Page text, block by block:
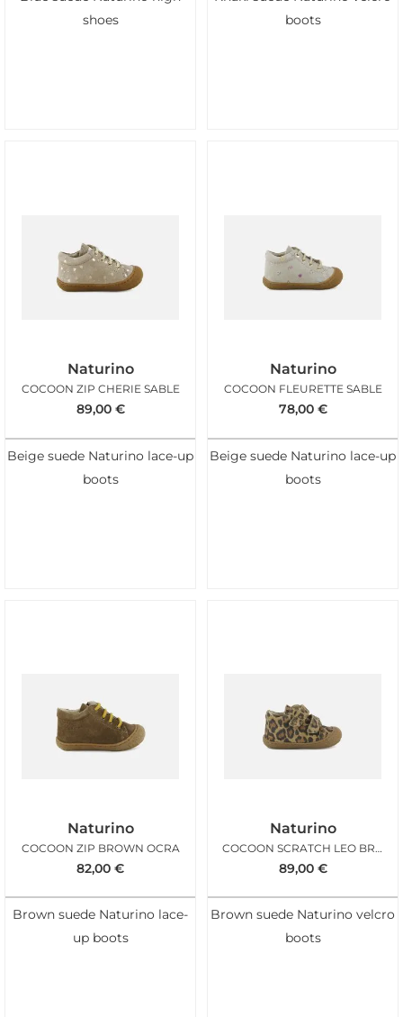
shoes
boots
Naturino
COCOON ZIP CHERIE SABLE
89,00 €
Beige suede Naturino lace-up
boots
Naturino
COCOON FLEURETTE SABLE
78,00 €
Beige suede Naturino lace-up
boots
Naturino
COCOON ZIP BROWN OCRA
82,00 €
Brown suede Naturino lace-
up boots
Naturino
COCOON SCRATCH LEO BROWN
89,00 €
Brown suede Naturino velcro
boots